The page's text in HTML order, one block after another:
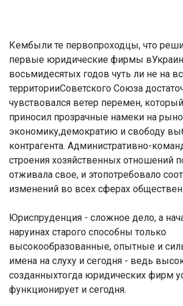
Кембыли те первопроходцы, что
первые юридические фирмы
восьмидесятых годов чуть ли не на
территорииСоветского Союза
чувствовался ветер перемен,
приносил прозрачные намеки на
экономику,демократию и свободу
контрагента. Административно-
строения хозяйственных отношений
отживала свое, и этопотребовало
изменений во всех сферах
Юриспруденция - сложное дело, а
наруинах старого способны только
высокообразованные, опытные и
имена на слуху и сегодня - ведь
созданныхтогда юридических фирм
функционирует и сегодня.